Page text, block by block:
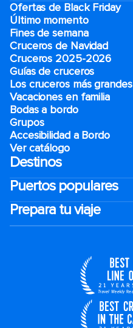
Ofertas de Black Friday
Último momento
Fines de semana
Cruceros de Navidad
Cruceros 2025-2026
Guías de cruceros
Los cruceros más grandes
Vacaciones en familia
Bodas a bordo
Grupos
Accesibilidad a Bordo
Ver catálogo
Destinos
Puertos populares
Prepara tu viaje